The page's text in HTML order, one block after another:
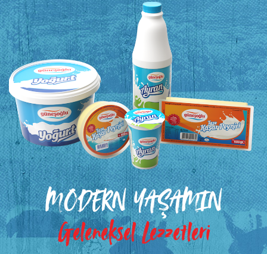
MODERN YAŞAMIN
Geleneksel Lezzetleri